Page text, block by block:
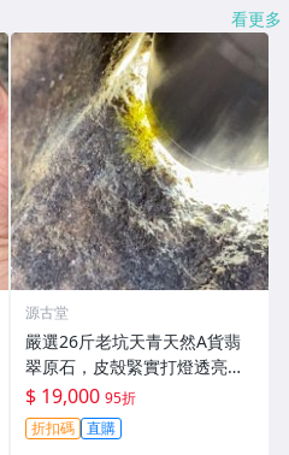
看更多
源古堂
嚴選26斤老坑天青天然A貨翡
翠原石，皮殼緊實打燈透亮，
顏色濃郁種水佳，質感飽滿，
適合打造手鏈料，保真可加
工，支持定制#翡翠原石 #A貨
$ 19,000 95折
折扣碼 直購